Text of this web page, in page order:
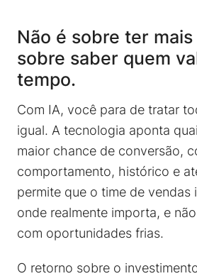
Não é sobre ter mais
sobre saber quem
tempo.
Com IA, você para de tratar
igual. A tecnologia aponta
maior chance de conversão,
comportamento, histórico e
permite que o time de vendas
onde realmente importa, e
com oportunidades frias.
O retorno sobre o